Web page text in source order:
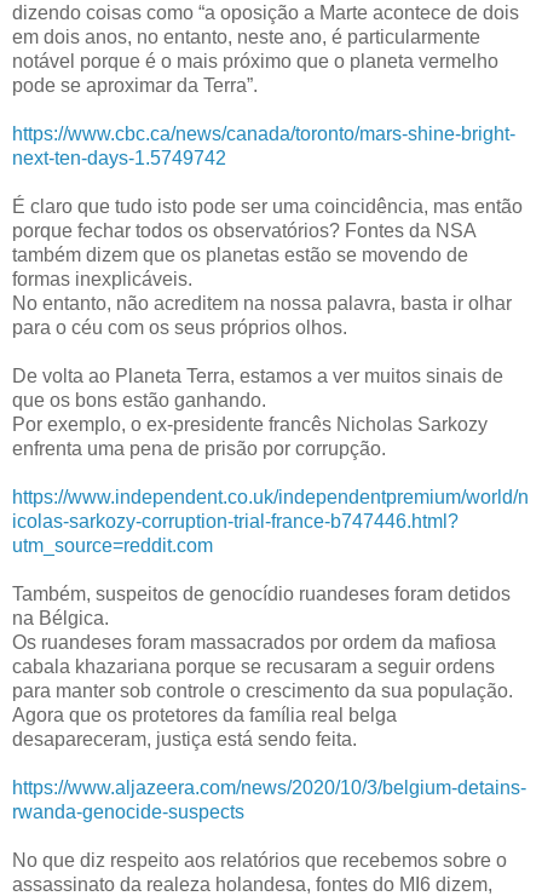
dizendo coisas como “a oposição a Marte acontece de dois
em dois anos, no entanto, neste ano, é particularmente
notável porque é o mais próximo que o planeta vermelho
pode se aproximar da Terra”.
https://www.cbc.ca/news/canada/toronto/mars-shine-bright-
next-ten-days-1.5749742
É claro que tudo isto pode ser uma coincidência, mas então
porque fechar todos os observatórios? Fontes da NSA
também dizem que os planetas estão se movendo de
formas inexplicáveis.
No entanto, não acreditem na nossa palavra, basta ir olhar
para o céu com os seus próprios olhos.
De volta ao Planeta Terra, estamos a ver muitos sinais de
que os bons estão ganhando.
Por exemplo, o ex-presidente francês Nicholas Sarkozy
enfrenta uma pena de prisão por corrupção.
https://www.independent.co.uk/independentpremium/world/n
icolas-sarkozy-corruption-trial-france-b747446.html?
utm_source=reddit.com
Também, suspeitos de genocídio ruandeses foram detidos
na Bélgica.
Os ruandeses foram massacrados por ordem da mafiosa
cabala khazariana porque se recusaram a seguir ordens
para manter sob controle o crescimento da sua população.
Agora que os protetores da família real belga
desapareceram, justiça está sendo feita.
https://www.aljazeera.com/news/2020/10/3/belgium-detains-
rwanda-genocide-suspects
No que diz respeito aos relatórios que recebemos sobre o
assassinato da realeza holandesa, fontes do MI6 dizem,